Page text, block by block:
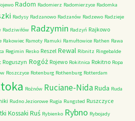
Radom Radomierz Radomierzyce Radomka
Radysy Radzanowo Radzanów Radzewo Radzieje
Radziwiłów Radzymin Radzyń Rajkowo
Rakowiec Ramoty Ramuki Ramułtowice Rathen Rawa
Regimin Resko Reszel Rewal Ribnitz Ringebalde
Roguszyn Rogóż Rojewo Rokitnica Rokitno Ropa
Roszczyce Rotenburg Rothenburg Rotterdam
Rożnów Ruciane-NidaRuda Ruda
Rudno Jeziorowe Rugia Rungsted Ruszczyce
Kossaki Ruś Rybienko Rybno Rybojady